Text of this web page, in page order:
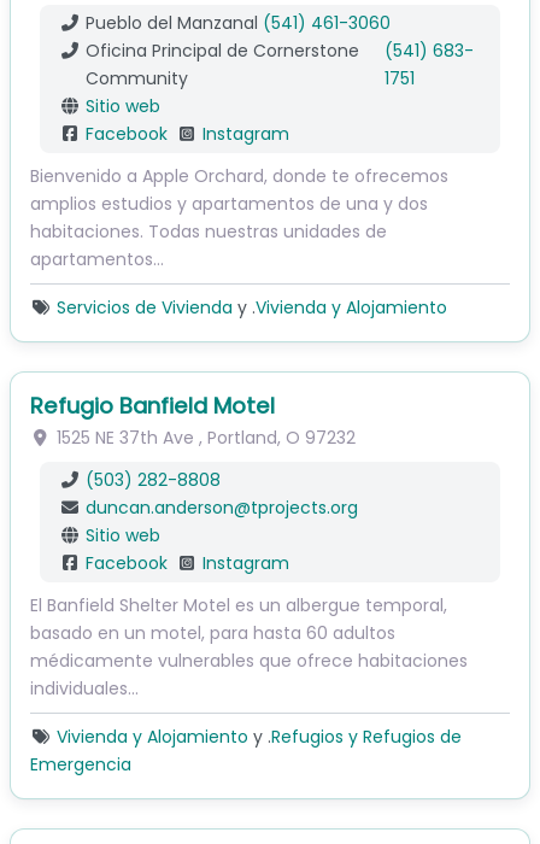
Pueblo del Manzanal (541) 461-3060
Oficina Principal de Cornerstone
Community
(541) 683-
1751
Sitio web
Facebook
Instagram
Bienvenido a Apple Orchard, donde te ofrecemos
amplios estudios y apartamentos de una y dos
habitaciones. Todas nuestras unidades de
apartamentos…
Servicios de Vivienda y .Vivienda y Alojamiento
Refugio Banfield Motel
1525 NE 37th Ave , Portland, O 97232
(503) 282-8808
duncan.anderson@tprojects.org
Sitio web
Facebook
Instagram
El Banfield Shelter Motel es un albergue temporal,
basado en un motel, para hasta 60 adultos
médicamente vulnerables que ofrece habitaciones
individuales...
Vivienda y Alojamiento y .Refugios y Refugios de
Emergencia